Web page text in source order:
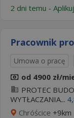
2 dni temu -
Pracownik
Umowa o pracę
od 4900 zł/
PROTEC
WYTŁACZANIA...
Chróścice +9km